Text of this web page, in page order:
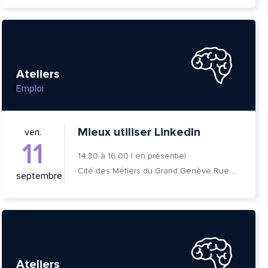
Ateliers
Emploi
ven.
11
septembre
Mieux utiliser LinkedIn
14:30 à 16:00 | en présentiel
Cité des Métiers du Grand Genève Rue Prévost-Martin 6 1205 Genève
Ateliers